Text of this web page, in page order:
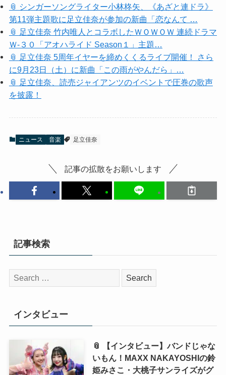
📎 シンガーソングライター小林柊矢、《あざと連ドラ》
第11弾主題歌に足立佳奈が参加の新曲「恋なんて …
📎 足立佳奈 竹内唯人とコラボしたＷＯＷＯＷ 連続ドラマ
Ｗ-３０「アオハライド Season１」主題…
📎 足立佳奈 5周年イヤーを締めくくるライブ開催！ さら
に9月23日（土）に新曲「この雨がやんだら」…
📎 足立佳奈、読売ジャイアンツのイベントで圧巻の歌声
を披露！
ニュース 音楽 足立佳奈
記事の拡散をお願いします
記事検索
検
索:
インタビュー
📎 【インタビュー】バンドじゃな
いもん！MAXX NAKAYOSHIの鈴
姫みさこ・大桃子サンライズがグ